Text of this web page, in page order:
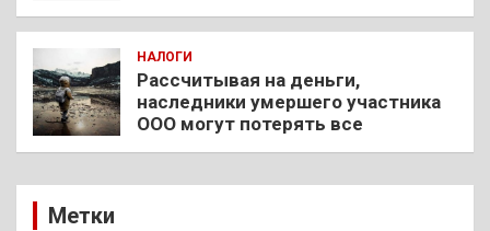
НАЛОГИ
Рассчитывая на деньги,
наследники умершего участника
ООО могут потерять все
Метки